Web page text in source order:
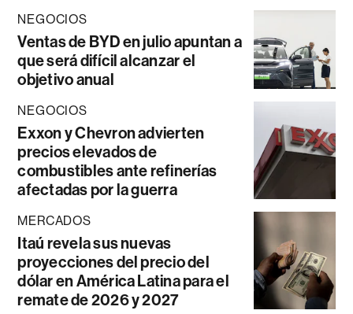
NEGOCIOS
Ventas de BYD en julio apuntan a
que será difícil alcanzar el
objetivo anual
NEGOCIOS
Exxon y Chevron advierten
precios elevados de
combustibles ante refinerías
afectadas por la guerra
MERCADOS
Itaú revela sus nuevas
proyecciones del precio del
dólar en América Latina para el
remate de 2026 y 2027